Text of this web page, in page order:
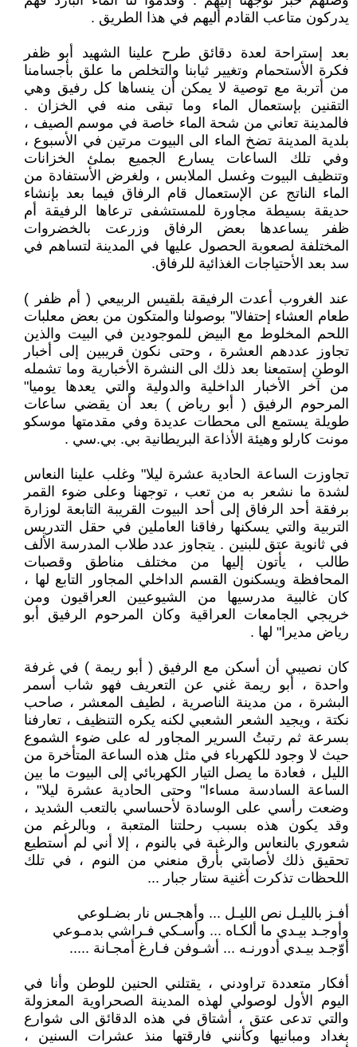
يدركون متاعب القادم أليهم في هذا الطريق .
بعد إستراحة لعدة دقائق طرح علينا الشهيد أبو ظفر
فكرة الأستحمام وتغيير ثيابنا والتخلص ما علق بأجسامنا
من أتربة مع توصية لا يمكن أن ينساها كل رفيق وهي
التقنين بإستعمال الماء وما تبقى منه في الخزان .
فالمدينة تعاني من شحة الماء خاصة في موسم الصيف ،
بلدية المدينة تضخ الماء الى البيوت مرتين في الأسبوع ،
وفي تلك الساعات يسارع الجميع بملئ الخزانات
وتنظيف البيوت وغسل الملابس ، ولغرض الأستفادة من
الماء الناتج عن الإستعمال قام الرفاق فيما بعد بإنشاء
حديقة بسيطة مجاورة للمستشفى ترعاها الرفيقة أم
ظفر يساعدها بعض الرفاق وزرعت بالخضروات
المختلفة لصعوبة الحصول عليها في المدينة لتساهم في
سد بعد الأحتياجات الغذائية للرفاق.
عند الغروب أعدت الرفيقة بلقيس الربيعي ( أم ظفر )
طعام العشاء إحتفالا" بوصولنا والمتكون من بعض معلبات
اللحم المخلوط مع البيض للموجودين في البيت والذين
تجاوز عددهم العشرة ، وحتى نكون قريبين إلى أخبار
الوطن إستمعنا بعد ذلك الى النشرة الأخبارية وما تشمله
من آخر الأخبار الداخلية والدولية والتي يعدها يوميا"
المرحوم الرفيق ( أبو رياض ) بعد أن يقضي ساعات
طويلة يستمع الى محطات عديدة وفي مقدمتها موسكو
مونت كارلو وهيئة الأذاعة البريطانية بي. بي.سي .
تجاوزت الساعة الحادية عشرة ليلا" وغلب علينا النعاس
لشدة ما نشعر به من تعب ، توجهنا وعلى ضوء القمر
برفقة أحد الرفاق إلى أحد البيوت القريبة التابعة لوزارة
التربية والتي يسكنها رفاقنا العاملين في حقل التدريس
في ثانوية عتق للبنين . يتجاوز عدد طلاب المدرسة الألف
طالب ، يأتون إليها من مختلف مناطق وقصبات
المحافظة ويسكنون القسم الداخلي المجاور التابع لها ،
كان غالبية مدرسيها من الشيوعيين العراقيون ومن
خريجي الجامعات العراقية وكان المرحوم الرفيق أبو
رياض مديرا" لها .
كان نصيبي أن أسكن مع الرفيق ( أبو ريمة ) في غرفة
واحدة ، أبو ريمة غني عن التعريف فهو شاب أسمر
البشرة ، من مدينة الناصرية ، لطيف المعشر ، صاحب
نكتة ، ويجيد الشعر الشعبي لكنه يكره التنظيف ، تعارفنا
بسرعة ثم رتبتُ السرير المجاور له على ضوء الشموع
حيث لا وجود للكهرباء في مثل هذه الساعة المتأخرة من
الليل ، فعادة ما يصل التيار الكهربائي إلى البيوت ما بين
الساعة السادسة مساءا" وحتى الحادية عشرة ليلا" ،
وضعت رأسي على الوسادة لأحساسي بالتعب الشديد ،
وقد يكون هذه بسبب رحلتنا المتعبة ، وبالرغم من
شعوري بالنعاس والرغبة في بالنوم ، إلا أني لم أستطيع
تحقيق ذلك لأصابتي بأرق منعني من النوم ، في تلك
اللحظات تذكرت أغنية ستار جبار ...
أفـز بالليـل نص الليـل ... وأهجـس نار بضـلوعي
وأوجـد بيـدي ما ألكـاه ... وأسـكي فـراشي بدمـوعي
أوّجـد بيـدي أدورنـه ... أشـوفن فـارغ أمجـانة .....
أفكار متعددة تراودني ، يقتلني الحنين للوطن وأنا في
اليوم الأول لوصولي لهذه المدينة الصحراوية المعزولة
والتي تدعى عتق ، أشتاق في هذه الدقائق الى شوارع
بغداد ومبانيها وكأنني فارقتها منذ عشرات السنين ،